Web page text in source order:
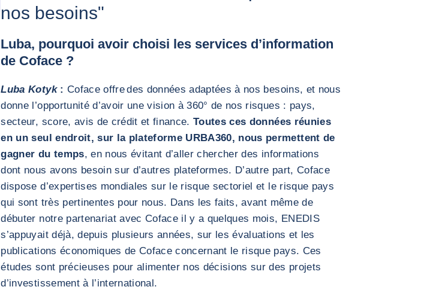
nos besoins"
Luba, pourquoi avoir choisi les services d’information
de Coface ?
Luba Kotyk: Coface offre des données adaptées à nos besoins, et nous
donne l’opportunité d’avoir une vision à 360° de nos risques : pays,
secteur, score, avis de crédit et finance.Toutes ces données réunies
en un seul endroit, sur la plateforme URBA360, nous permettent de
gagner du temps, en nous évitant d’aller chercher des informations
dont nous avons besoin sur d’autres plateformes. D’autre part, Coface
dispose d’expertises mondiales sur le risque sectoriel et le risque pays
qui sont très pertinentes pour nous. Dans les faits, avant même de
débuter notre partenariat avec Coface il y a quelques mois, ENEDIS
s’appuyait déjà, depuis plusieurs années, sur les évaluations et les
publications économiques de Coface concernant le risque pays. Ces
études sont précieuses pour alimenter nos décisions sur des projets
d’investissement à l’international.